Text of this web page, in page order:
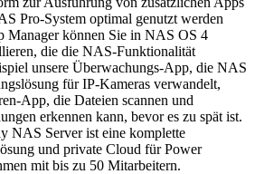
Pro-System optimal genutzt werden
Manager können Sie in NAS OS 4
die die NAS-Funktionalität
unsere Überwachungs-App, die NAS
für IP-Kameras verwandelt,
App, die Dateien scannen und
erkennen kann, bevor es zu spät ist.
NAS Server ist eine komplette
und private Cloud für Power
mit bis zu 50 Mitarbeitern.